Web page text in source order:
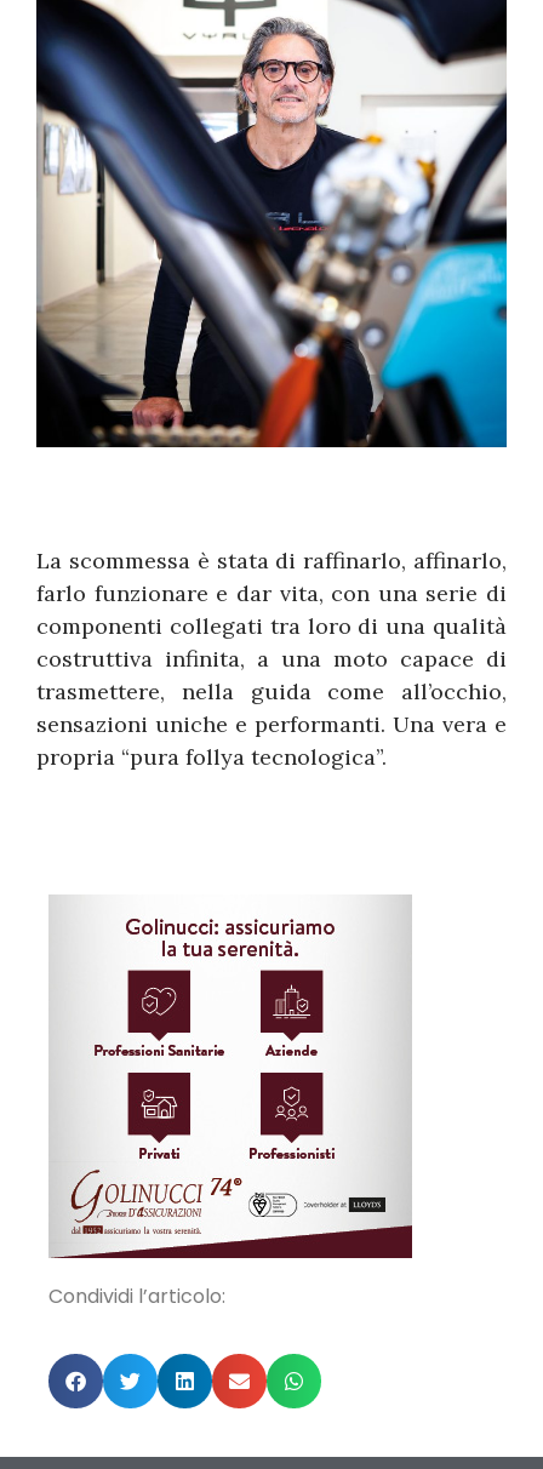
La scommessa è stata di raffinarlo, affinarlo,
farlo funzionare e dar vita, con una serie di
componenti collegati tra loro di una qualità
costruttiva infinita, a una moto capace di
trasmettere, nella guida come all’occhio,
sensazioni uniche e performanti. Una vera e
propria “pura follya tecnologica”.
Condividi l’articolo: